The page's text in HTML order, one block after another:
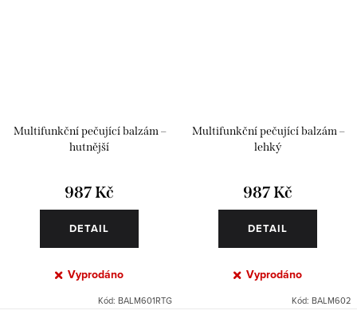
Multifunkční pečující balzám –
hutnější
987 Kč
DETAIL
Vyprodáno
Kód: BALM601RTG
Multifunkční pečující balzám –
lehký
987 Kč
DETAIL
Vyprodáno
Kód: BALM602